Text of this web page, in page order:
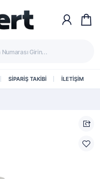
SİPARİŞ TAKİBİ İLETİŞİM